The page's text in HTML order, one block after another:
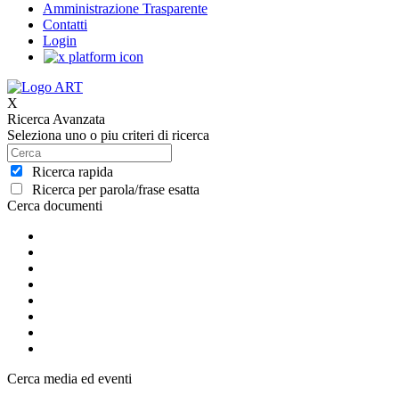
Amministrazione Trasparente
Contatti
Login
X
Ricerca Avanzata
Seleziona uno o piu criteri di ricerca
Ricerca rapida
Ricerca per parola/frase esatta
Cerca documenti
Cerca media ed eventi